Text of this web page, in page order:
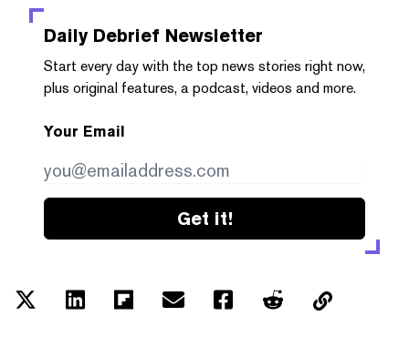
Daily Debrief Newsletter
Start every day with the top news stories right now,
plus original features, a podcast, videos and more.
Your Email
Get it!